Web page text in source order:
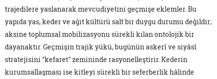
trajedilere yaslanarak mevcudiyetini geçmişe eklemler. Bu
yapıda yas, keder ve ağıt kültürü salt bir duygu durumu değildir;
aksine toplumsal mobilizasyonu sürekli kılan ontolojik bir
dayanaktır. Geçmişin trajik yükü, bugünün askerî ve siyâsî
stratejisini "kefaret" zemininde rasyonelleştirir. Kederin
kurumsallaşması ise kitleyi sürekli bir seferberlik hâlinde